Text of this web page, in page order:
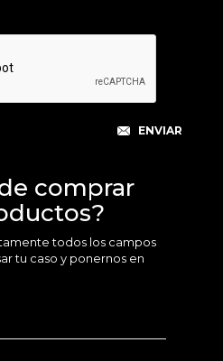
comprar
todos los campos
tu caso y ponernos en